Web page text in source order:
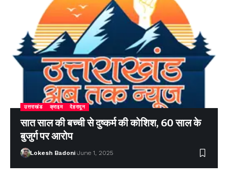
उत्तराखंड क्राइम देहरादून
सात साल की बच्ची से दुष्कर्म की कोशिश, 60 साल के
बुजुर्ग पर आरोप
Lokesh Badoni June 1, 2025